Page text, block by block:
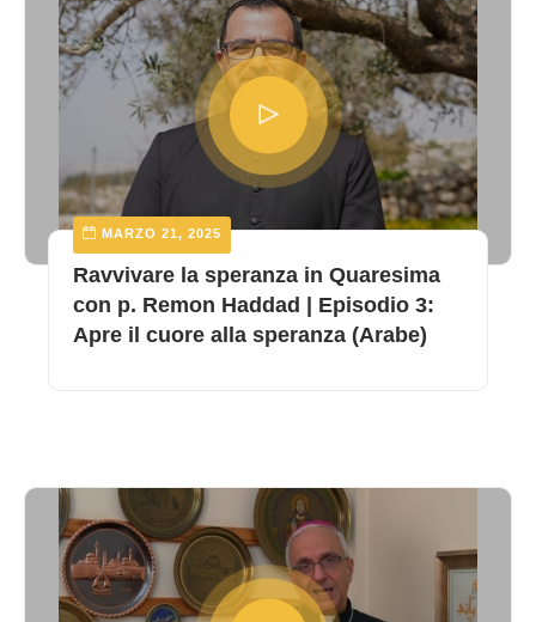
MARZO 21, 2025
Ravvivare la speranza in Quaresima
con p. Remon Haddad | Episodio 3:
Apre il cuore alla speranza (Arabe)